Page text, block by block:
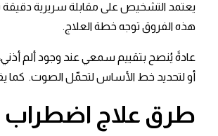
يعتمد التشخيص على مقابلة سريرية
هذه الفروق توجه خطة العلاج.​
عادةً يُنصح بتقييم سمعي عند وجود ألم
أو لتحديد خط الأساس لتحمّل الصوت. ​ كما
طرق علاج اضطراب